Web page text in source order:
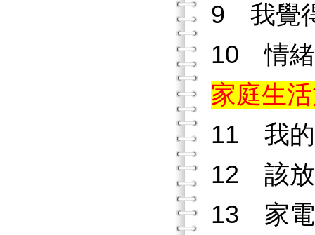
9 我覺
10 情緒
家庭生
11 我
12 該放
13 家電